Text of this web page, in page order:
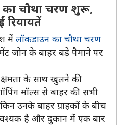
चौथा चरण शुरू,
रियायतें
में लॉकडाउन का चौथा चरण
जोन के बाहर बड़े पैमाने पर
के साथ खुलने की
मॉल्स से बाहर की सभी
उनके बाहर ग्राहकों के बीच
है और दुकान में एक बार